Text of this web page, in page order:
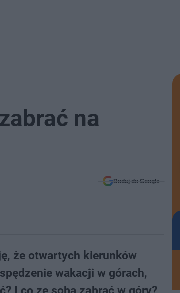
na
Dodaj do Google
że otwartych kierunków
wakacji w górach,